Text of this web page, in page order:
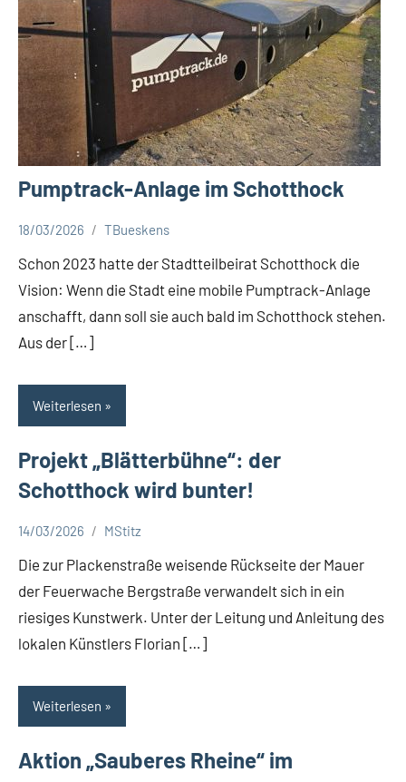
Pumptrack-Anlage im Schotthock
18/03/2026 TBueskens
Schon 2023 hatte der Stadtteilbeirat Schotthock die
Vision: Wenn die Stadt eine mobile Pumptrack-Anlage
anschafft, dann soll sie auch bald im Schotthock stehen.
Aus der […]
Weiterlesen
Projekt „Blätterbühne“: der
Schotthock wird bunter!
14/03/2026 MStitz
Die zur Plackenstraße weisende Rückseite der Mauer
der Feuerwache Bergstraße verwandelt sich in ein
riesiges Kunstwerk. Unter der Leitung und Anleitung des
lokalen Künstlers Florian […]
Weiterlesen
Aktion „Sauberes Rheine“ im